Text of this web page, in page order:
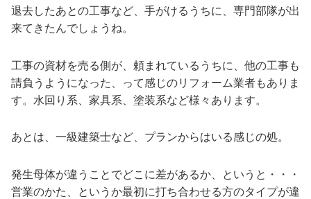
退去したあとの工事など、手がけるうちに、専門部隊が出
来てきたんでしょうね。
工事の資材を売る側が、頼まれているうちに、他の工事も
請負うようになった、って感じのリフォーム業者もありま
す。水回り系、家具系、塗装系など様々あります。
あとは、一級建築士など、プランからはいる感じの処。
発生母体が違うことでどこに差があるか、というと・・・
営業のかた、というか最初に打ち合わせる方のタイプが違